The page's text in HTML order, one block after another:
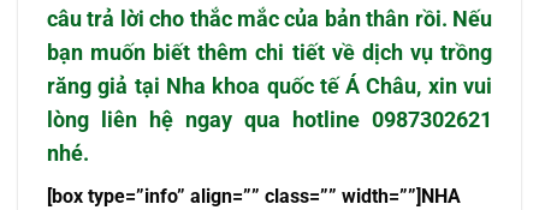
câu trả lời cho thắc mắc của bản thân rồi. Nếu
bạn muốn biết thêm chi tiết về dịch vụ trồng
răng giả tại Nha khoa quốc tế Á Châu, xin vui
lòng liên hệ ngay qua
hotline 0987302621
nhé.
[box type=”info” align=”” class=”” width=””]NHA